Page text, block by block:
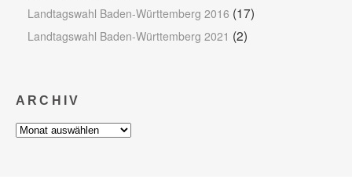
Landtagswahl Baden-Württemberg 2016 (17)
Landtagswahl Baden-Württemberg 2021 (2)
ARCHIV
Archiv